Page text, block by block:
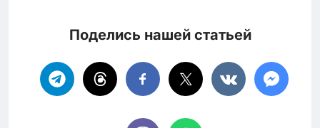
Поделись нашей статьей